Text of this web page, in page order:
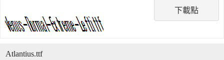
下載點
Atlantius.ttf